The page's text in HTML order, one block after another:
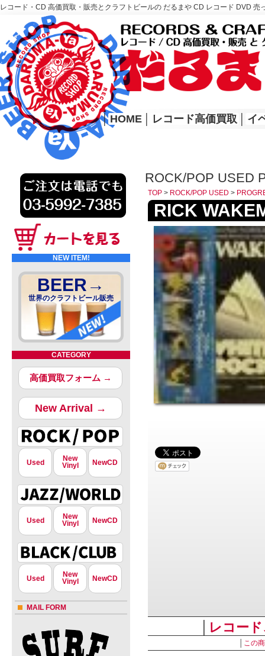
レコード・CD 高価買取・販売とクラフトビールの だるまや CD レコード DVD
レコード高価買取はこちら
HOME
│ HOME レコード高価買取 イ
NEW ITEM!
BEER→
世界のクラフトビール販売
CATEGORY
高価買取フォーム →
New Arrival →
Used
New
Vinyl
NewCD
Used
New
Vinyl
NewCD
Used
New
Vinyl
NewCD
MAIL FORM
ROCK/POP USED
TOP > ROCK/POP USED >
RICK
レコー
この